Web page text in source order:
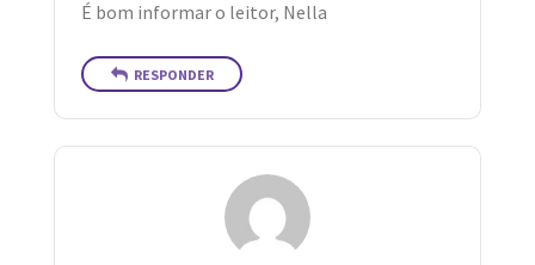
É bom informar o leitor, Nella
RESPONDER